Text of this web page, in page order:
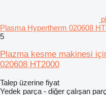
Plasma Hypertherm 020608
5
Plazma kesme makinesi
020608 HT2000
Talep üzerine fiyat
Yedek parça - diğer çalışan